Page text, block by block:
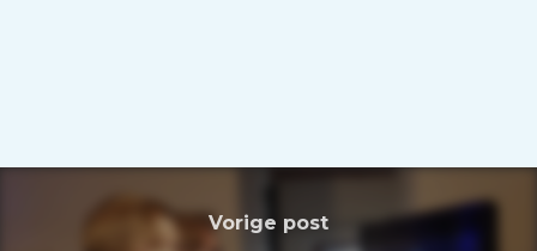
Vorige post